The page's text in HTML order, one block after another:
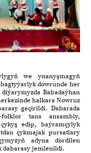
we ynanyşmagyň
döwründe her
Babadaýhan
halkara Nowruz
geçirildi. Dabarada
tans ansambly,
edip, baýramçylyk
çykmajak pursatlary
adyna dördilen
dabarasy jemlenildi.